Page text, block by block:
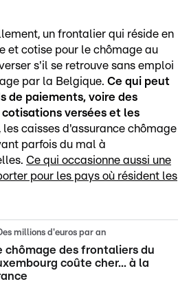
un frontalier qui réside en
et cotise pour le chômage au
s'il se retrouve sans emploi
par la Belgique. Ce qui peut
de paiements, voire des
versées et les
, les caisses d'assurance chômage
parfois du mal à
Ce qui occasionne aussi une
pour les pays où résident les
millions d'euros par an
chômage des frontaliers du
coûte cher... à la